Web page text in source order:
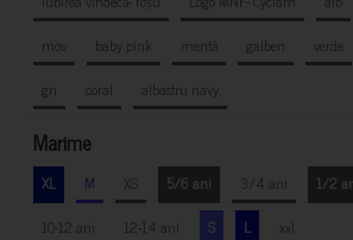
mov
baby pink mentă galben verde
gri
coral albastru navy
Marime
XL M XS 5/6 ani 3/4 ani 1/2
10-12 ani
12-14 ani S L xxl